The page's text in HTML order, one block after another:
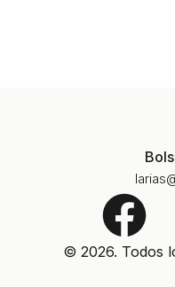
F
a
© 2026. Todos